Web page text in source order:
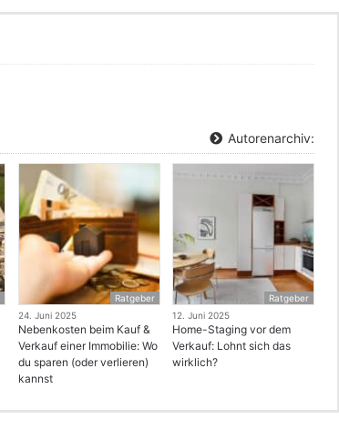
Autorenarchiv:
Ratgeber
24. Juni 2025
Nebenkosten beim Kauf &
Verkauf einer Immobilie: Wo
du sparen (oder verlieren)
kannst
Ratgeber
12. Juni 2025
Home-Staging vor dem
Verkauf: Lohnt sich das
wirklich?